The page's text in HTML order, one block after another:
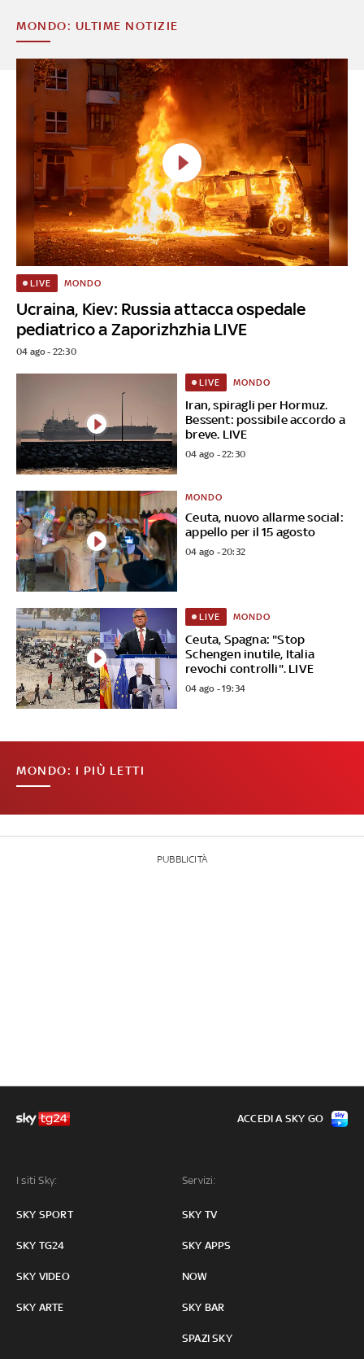
MONDO: ULTIME NOTIZIE
Ucraina, Kiev: Russia attacca ospedale
pediatrico a Zaporizhzhia LIVE
LIVE MONDO
04 ago - 22:30
Iran, spiragli per Hormuz.
Bessent: possibile accordo a
breve. LIVE
LIVE MONDO
04 ago - 22:30
Ceuta, nuovo allarme social:
appello per il 15 agosto
MONDO
04 ago - 20:32
Ceuta, Spagna: "Stop
Schengen inutile, Italia
revochi controlli". LIVE
LIVE MONDO
04 ago - 19:34
MONDO: I PIÙ LETTI
PUBBLICITÀ
I siti Sky:
SKY SPORT
SKY TG24
SKY VIDEO
SKY ARTE
Servizi:
SKY TV
SKY APPS
NOW
SKY BAR
SPAZI SKY
ACCEDI A SKY GO